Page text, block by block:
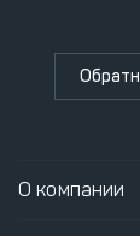
О компании